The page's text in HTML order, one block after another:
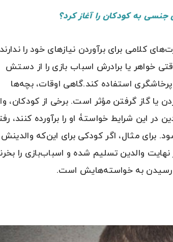
به کودکان را آغاز کرد؟
کلامی برای برآوردن نیازهای خود را
خواهر یا برادرش اسباب بازی را از دستش
استفاده کند.گاهی اوقات، بچه‌ها
یا گاز گرفتن مؤثر است. برخی از کودکان،
در این شرایط خواستۀ او را برآورده کنند،
برای مثال، اگر کودکی برای این‌که والدینش
والدین تسلیم شده و اسباب‌بازی را
رسیدن به خواسته‌هایش است.